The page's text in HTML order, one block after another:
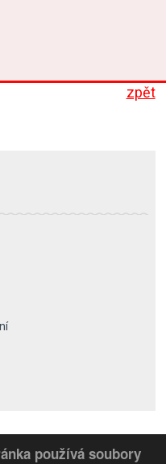
zpět
používá soubory